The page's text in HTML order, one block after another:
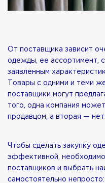
От поставщика зависит
одежды, ее ассортимент,
заявленным
Товары с одними и теми
поставщики могут
того, одна компания
продавцом, а вторая — нет.
Чтобы сделать закупку
эффективной,
поставщиков и выбрать
самостоятельно